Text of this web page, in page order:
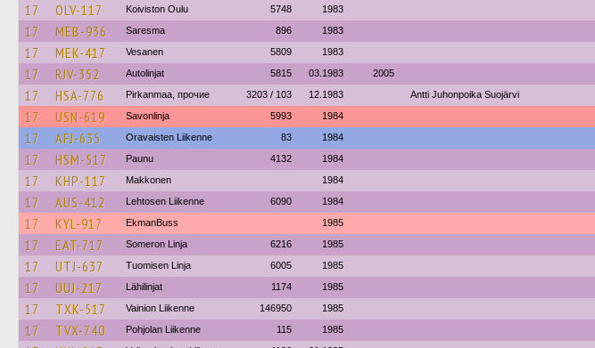
17 OLV-117 Koiviston Oulu 5748 1983
17 MEB-936 Saresma 896 1983
17 MEK-417 Vesanen 5809 1983
17 RJV-352 Autolinjat 5815 03.1983 2005
17 HSA-776 Pirkanmaa, прочие 3203 / 103 12.1983 Antti Juhonpoika Suojärvi
17 USN-619 Savonlinja 5993 1984
17 AFJ-635 Oravaisten Liikenne 83 1984
17 HSM-517 Paunu 4132 1984
17 KHP-117 Makkonen 1984
17 AUS-412 Lehtosen Liikenne 6090 1984
17 KYL-917 EkmanBuss 1985
17 EAT-717 Someron Linja 6216 1985
17 UTJ-637 Tuomisen Linja 6005 1985
17 UUJ-217 Lähilinjat 1174 1985
17 TXK-517 Vainion Liikenne 146950 1985
17 TVX-740 Pohjolan Liikenne 115 1985